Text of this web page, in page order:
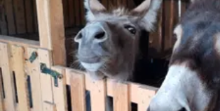
Conviértete en anfitrión
Parcelas
Alojamientos